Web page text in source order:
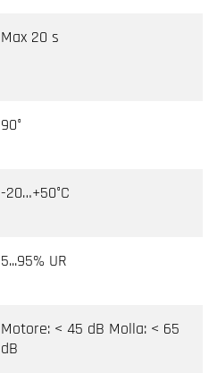
Max 20 s
90°
-20…+50°C
5...95% UR
Motore: < 45 dB Molla: < 65
dB